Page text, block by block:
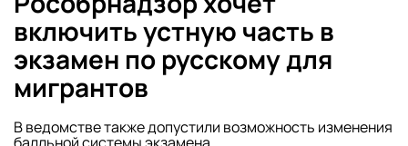
включить устную часть в
экзамен по русскому для
мигрантов
В ведомстве также допустили возможность изменения